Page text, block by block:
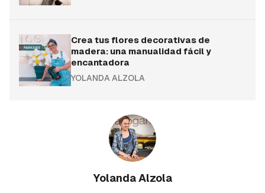
Crea tus flores decorativas de
madera: una manualidad fácil y
encantadora
YOLANDA ALZOLA
Yolanda Alzola